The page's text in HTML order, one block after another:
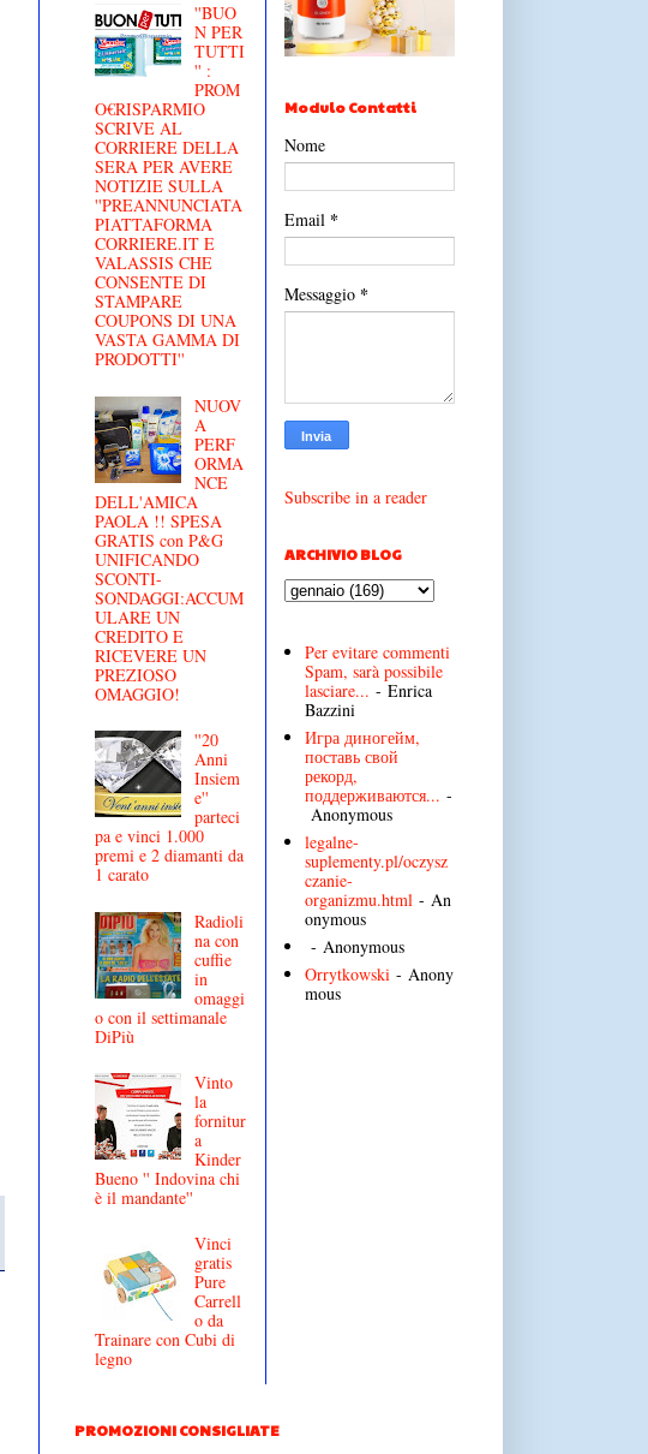
''BUO
N PER
TUTTI
'' :
PROM
O€RISPARMIO
SCRIVE AL
CORRIERE DELLA
SERA PER AVERE
NOTIZIE SULLA
''PREANNUNCIATA
PIATTAFORMA
CORRIERE.IT E
VALASSIS CHE
CONSENTE DI
STAMPARE
COUPONS DI UNA
VASTA GAMMA DI
PRODOTTI''
NUOV
A
PERF
ORMA
NCE
DELL'AMICA
PAOLA !! SPESA
GRATIS con P&G
UNIFICANDO
SCONTI-
SONDAGGI:ACCUM
ULARE UN
CREDITO E
RICEVERE UN
PREZIOSO
OMAGGIO!
''20
Anni
Insiem
e''
parteci
pa e vinci 1.000
premi e 2 diamanti da
1 carato
Radioli
na con
cuffie
in
omaggi
o con il settimanale
DiPiù
Vinto
la
fornitur
a
Kinder
Bueno '' Indovina chi
è il mandante''
Vinci
gratis
Pure
Carrell
o da
Trainare con Cubi di
legno
Modulo Contatti
Nome
Email *
Messaggio *
Subscribe in a reader
ARCHIVIO BLOG
Per evitare commenti
Spam, sarà possibile
lasciare... - Enrica
Bazzini
Игра диногейм,
поставь свой
рекорд,
поддерживаются... -
Anonymous
legalne-
suplementy.pl/oczysz
czanie-
organizmu.html - An
onymous
- Anonymous
Orrytkowski - Anony
mous
PROMOZIONI CONSIGLIATE